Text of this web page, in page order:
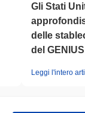
Gli Stati
delle
del
Leggi l'intero